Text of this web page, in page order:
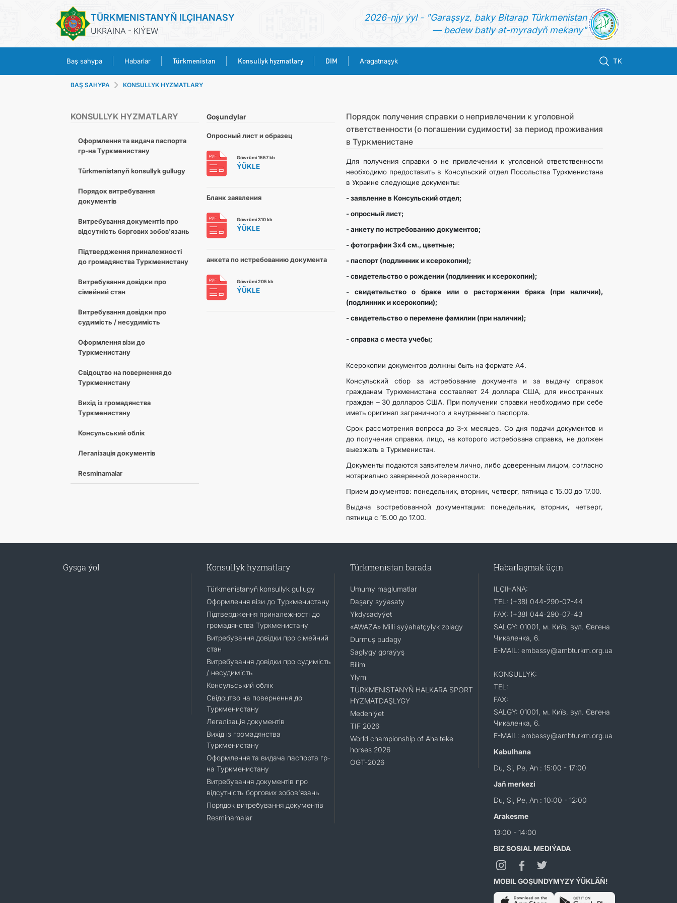
TÜRKMENISTANYŇ ILÇIHANASY
UKRAINA - KIÝEW
2026-njy ýyl - "Garaşsyz, baky Bitarap Türkmenistan
— bedew batly at-myradyň mekany"
Baş sahypa Habarlar Türkmenistan Konsullyk hyzmatlary DIM Aragatnaşyk TK
HABARLAR
TÜRKMENISTAN
KONSULLYK HYZMATLARY
BAŞ SAHYPA KONSULLYK HYZMATLARY
KONSULLYK HYZMATLARY
Оформлення та видача паспорта
гр-на Туркменистану
Türkmenistanyň konsullyk gullugy
Порядок витребування
документів
Витребування документів про
відсутність боргових зобов'язань
Підтвердження приналежності
до громадянства Туркменистану
Витребування довідки про
сімейний стан
Витребування довідки про
судимість / несудимість
Оформлення візи до
Туркменистану
Свідоцтво на повернення до
Туркменистану
Вихід із громадянства
Туркменистану
Консульський облік
Легалізація документів
Resminamalar
Порядок получения справки о непривлечении к уголовной
ответственности (о погашении судимости) за период проживания
в Туркменистане
Для получения справки о не привлечении к уголовной ответственности
необходимо предоставить в Консульский отдел Посольства Туркменистана
в Украине следующие документы:
- заявление в Консульский отдел;
- опросный лист;
- анкету по истребованию документов;
- фотографии 3х4 см., цветные;
- паспорт (подлинник и ксерокопии);
- свидетельство о рождении (подлинник и ксерокопии);
- свидетельство о браке или о расторжении брака (при наличии),
(подлинник и ксерокопии);
- свидетельство о перемене фамилии (при наличии);
- справка с места учебы;
Ксерокопии документов должны быть на формате А4.
Консульский сбор за истребование документа и за выдачу справок
гражданам Туркменистана составляет 24 доллара США, для иностранных
граждан – 30 долларов США. При получении справки необходимо при себе
иметь оригинал заграничного и внутреннего паспорта.
Срок рассмотрения вопроса до 3-х месяцев. Со дня подачи документов и
до получения справки, лицо, на которого истребована справка, не должен
выезжать в Туркменистан.
Документы подаются заявителем лично, либо доверенным лицом, согласно
нотариально заверенной доверенности.
Прием документов: понедельник, вторник, четверг, пятница с 15.00 до 17.00.
Выдача востребованной документации: понедельник, вторник, четверг,
пятница с 15.00 до 17.00.
Goşundylar
Опросный лист и образец
Göwrümi 1557 kb
ÝÜKLE
Бланк заявления
Göwrümi 310 kb
ÝÜKLE
анкета по истребованию документа
Göwrümi 205 kb
ÝÜKLE
Gysga ýol Konsullyk hyzmatlary
Türkmenistanyň konsullyk gullugy
Оформлення візи до Туркменистану
Підтвердження приналежності до
громадянства Туркменистану
Витребування довідки про сімейний
стан
Витребування довідки про судимість
/ несудимість
Консульський облік
Свідоцтво на повернення до
Туркменистану
Легалізація документів
Вихід із громадянства
Туркменистану
Оформлення та видача паспорта гр-
на Туркменистану
Витребування документів про
відсутність боргових зобов'язань
Порядок витребування документів
Resminamalar
Türkmenistan barada
Umumy maglumatlar
Daşary syýasaty
Ykdysadyýet
«AWAZA» Milli syýahatçylyk zolagy
Durmuş pudagy
Saglygy goraýyş
Bilim
Ylym
TÜRKMENISTANYŇ HALKARA SPORT
HYZMATDAŞLYGY
Medeniýet
TIF 2026
World championship of Ahalteke
horses 2026
OGT-2026
Habarlaşmak üçin
ILÇIHANA:
TEL: (+38) 044-290-07-44
FAX: (+38) 044-290-07-43
SALGY: 01001, м. Київ, вул. Євгена
Чикаленка, 6.
E-MAIL: embassy@ambturkm.org.ua
KONSULLYK:
TEL:
FAX:
SALGY: 01001, м. Київ, вул. Євгена
Чикаленка, 6.
E-MAIL: embassy@ambturkm.org.ua
Kabulhana
Du, Si, Pe, An : 15:00 - 17:00
Jaň merkezi
Du, Si, Pe, An : 10:00 - 12:00
Arakesme
13:00 - 14:00
BIZ SOSIAL MEDIÝADA
MOBIL GOŞUNDYMYZY ÝÜKLÄŇ!